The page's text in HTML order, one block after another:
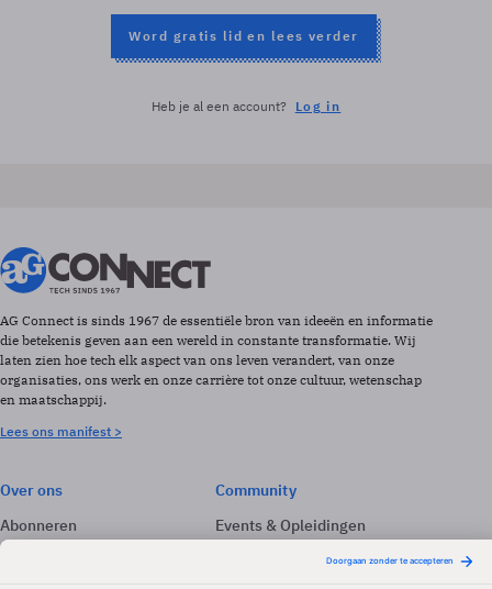
Word gratis lid en lees verder
Heb je al een account? Log in
AG Connect is sinds 1967 de essentiële bron van ideeën en informatie
die betekenis geven aan een wereld in constante transformatie. Wij
laten zien hoe tech elk aspect van ons leven verandert, van onze
organisaties, ons werk en onze carrière tot onze cultuur, wetenschap
en maatschappij.
Lees ons manifest >
Over ons
Abonneren
Adverteren
Community
Events & Opleidingen